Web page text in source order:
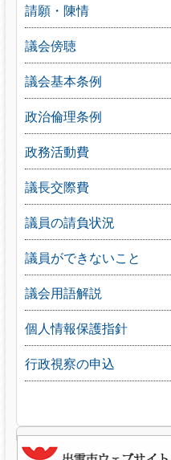
請願・陳情
議会傍聴
議会基本条例
政治倫理条例
政務活動費
議長交際費
議員の請負状況
議員ができないこと
議会用語解説
個人情報保護指針
行政視察の申込